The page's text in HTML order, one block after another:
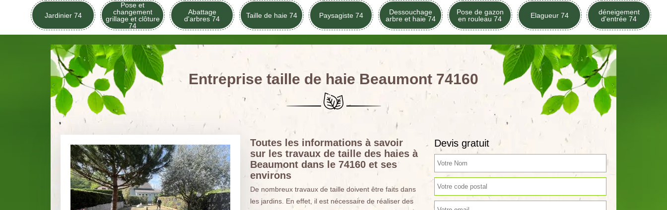
Jardinier 74
Pose et
changement
grillage et clôture
74
Abattage
d'arbres 74
Taille de haie 74 Paysagiste 74
Dessouchage
arbre et haie 74
Pose de gazon
en rouleau 74
Elagueur 74
déneigement
d'entrée 74
Entreprise taille de haie Beaumont 74160
Toutes les informations à savoir
sur les travaux de taille des haies à
Beaumont dans le 74160 et ses
environs
De nombreux travaux de taille doivent être faits dans
les jardins. En effet, il est nécessaire de réaliser des
Devis gratuit